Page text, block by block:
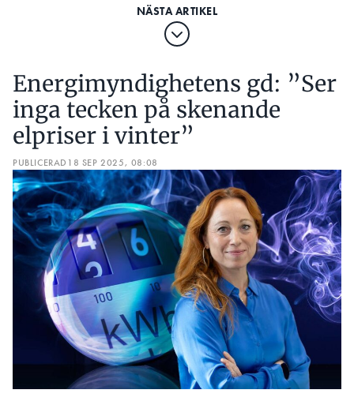
Energimyndighetens gd: ”Ser
inga tecken på skenande
elpriser i vinter”
PUBLICERAD 18 SEP 2025, 08:08